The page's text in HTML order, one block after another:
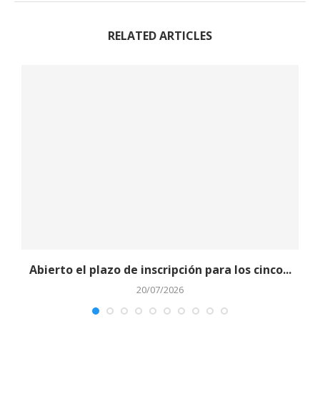
RELATED ARTICLES
Abierto el plazo de inscripción para los cinco...
20/07/2026